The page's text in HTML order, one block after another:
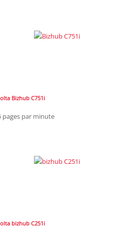
Bizhub C751i
pages par minute
bizhub C251i